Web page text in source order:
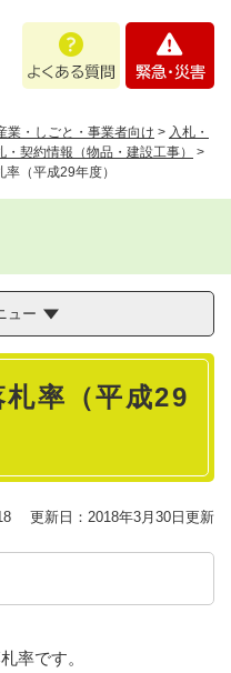
あ
問
・
業・しごと・事業者向け > 入札・
・契約情報（物品・建設工事）
>
（平成29年度）
ュー
率（平成29
更新日：2018年3月30日更新
率です。